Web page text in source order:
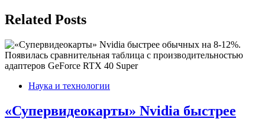
Related Posts
Наука и технологии
«Супервидеокарты» Nvidia быстрее